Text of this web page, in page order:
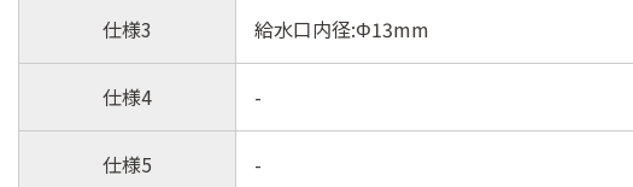
仕様3 給水口内径:Φ13mm
仕様4 -
仕様5 -